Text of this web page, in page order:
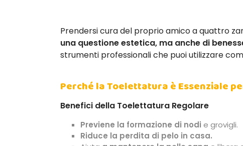
Prendersi cura del proprio amico a quattro
una questione estetica, ma anche di
strumenti professionali che puoi utilizzare
Perché la Toelettatura è Essenziale
Benefici della Toelettatura Regolare
Previene la formazione di nodi e grovigli.
Riduce la perdita di pelo in casa.